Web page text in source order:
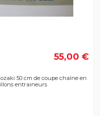
55,00 €
50 cm de coupe chaîne en
entraineurs